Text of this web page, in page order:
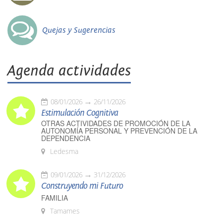
Quejas y Sugerencias
Agenda actividades
08/01/2026 26/11/2026
Estimulación Cognitiva
OTRAS ACTIVIDADES DE PROMOCIÓN DE LA
AUTONOMÍA PERSONAL Y PREVENCIÓN DE LA
DEPENDENCIA
Ledesma
09/01/2026 31/12/2026
Construyendo mi Futuro
FAMILIA
Tamames